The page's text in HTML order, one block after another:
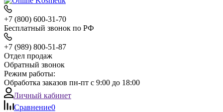
+7 (800) 600-31-70
Бесплатный звонок по РФ
+7 (989) 800-51-87
Отдел продаж
Обратный звонок
Режим работы:
Обработка заказов пн-пт с 9:00 до 18:00
Личный кабинет
Сравнение0